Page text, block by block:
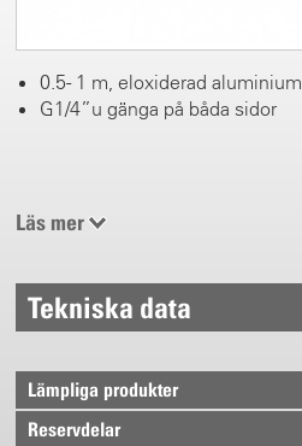
0.5 - 1 m, eloxiderad aluminium
G1/4”u gänga på båda sidor
Läs mer
Tekniska data
Lämpliga produkter
Reservdelar